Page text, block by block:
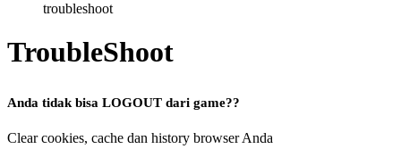
troubleshoot
TroubleShoot
Anda tidak bisa LOGOUT dari game??
Clear cookies, cache dan history browser Anda